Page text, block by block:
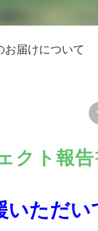
お届けについて
クト報
いただ